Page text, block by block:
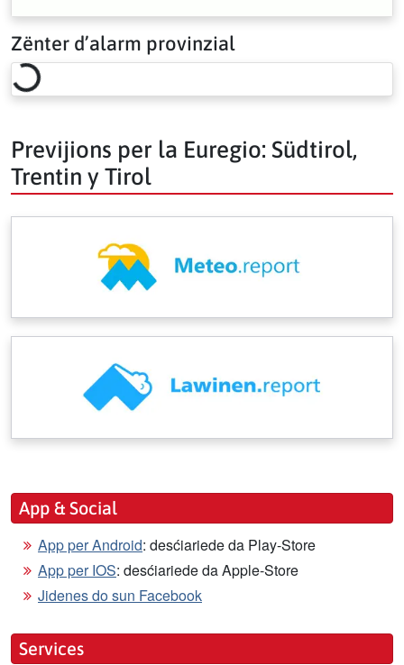
Zënter d’alarm provinzial
Loading risk overview…
Previjions per la Euregio: Südtirol,
Trentin y Tirol
App & Social
App per Android: desćiariede da Play-Store
App per IOS: desćiariede da Apple-Store
Jidenes do sun Facebook
Services